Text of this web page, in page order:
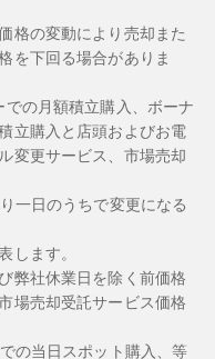
格の変動により売却また
を下回る場合がありま
の月額積立購入、ボーナ
立購入と店頭およびお電
変更サービス、市場売却
一日のうちで変更になる
します。
弊社休業日を除く前価格
場売却受託サービス価格
の当日スポット購入、等